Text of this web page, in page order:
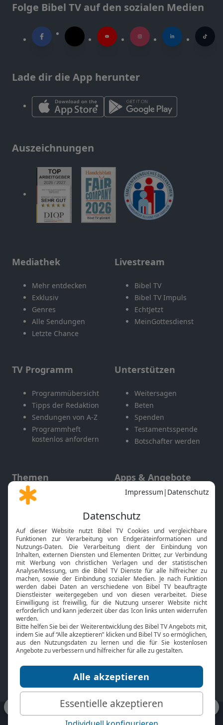
Folge Bibel TV auf den sozialen Medien
Lade dir die App herunter
Auszeichnungen
Mediathek
Mehr entdecken
Exklusiv
Genres
Alle Sendungen
Letzte Chance
Livestream
Bibel TV
Bibel TV Impuls
EchtJetzt
MeinGottesdienst
TV Programm
Programmübersicht
Tipps der Redaktion
Sendungen von A-Z
Programmheft
kostenlos anfordern
Unterstützen
Weitersagen
Beten
Spenden
Testamentsspende
Botschafter werden
Themen
Gott und Bibel erklärt
Neuigkeiten
Apps & Angebote
Mobile App
Smart TV
HbbTV
Bibelthek Online-Bibel
Nächster Gottesdienst
Bibel TV
Über uns
Jobs
Mediadaten
Service
Kontakt
TV-Empfang
bibeltv.de: Impressum
Datenschutz